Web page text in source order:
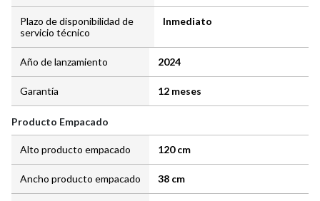
Plazo de disponibilidad de
servicio técnico
Inmediato
Año de lanzamiento 2024
Garantía 12 meses
Producto Empacado
Alto producto empacado 120 cm
Ancho producto empacado 38 cm